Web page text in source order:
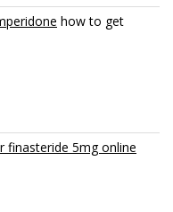
how to get
finasteride 5mg online